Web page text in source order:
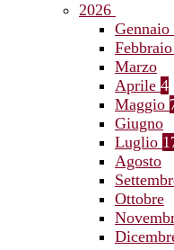
2026
Gennaio
Febbraio
Marzo
Aprile 4
Maggio
Giugno
Luglio
Agosto
Ottobre